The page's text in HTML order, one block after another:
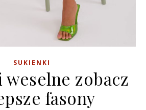
SUKIENKI
zobacz
fasony